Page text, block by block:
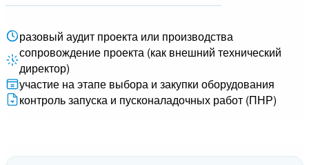
разовый аудит проекта или производства
сопровождение проекта (как внешний технический
директор)
участие на этапе выбора и закупки оборудования
контроль запуска и пусконаладочных работ (ПНР)